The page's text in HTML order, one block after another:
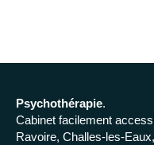
Psychothérapie.
Cabinet facilement
Ravoire, Challes-les-